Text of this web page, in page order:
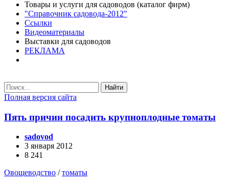
Товары и услуги для садоводов (каталог фирм)
"Справочник садовода-2012"
Ссылки
Видеоматериалы
Выставки для садоводов
РЕКЛАМА
Найти
Полная версия сайта
Пять причин посадить крупноплодные томаты
sadovod
3 января 2012
8 241
Овощеводство /томаты